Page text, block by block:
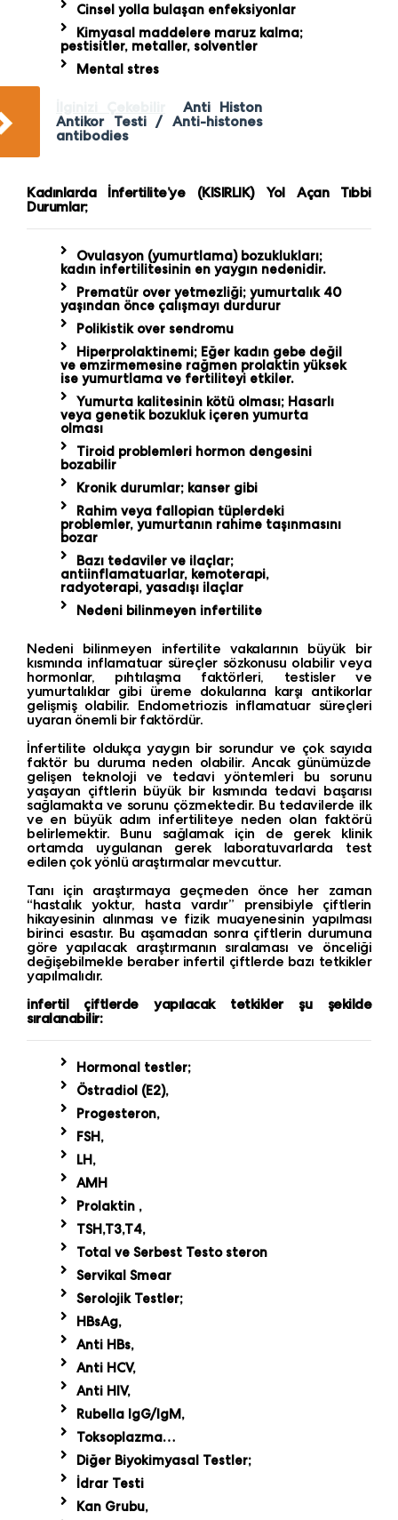
Cinsel yolla bulaşan enfeksiyonlar
Kimyasal maddelere maruz kalma;
pestisitler, metaller, solventler
Mental stres
Anti Histon
Antikor Testi / Anti-histones
antibodies
Kadınlarda İnfertilite’ye (KISIRLIK) Yol Açan Tıbbi
Durumlar;
Ovulasyon (yumurtlama) bozuklukları;
kadın infertilitesinin en yaygın nedenidir.
Prematür over yetmezliği; yumurtalık 40
yaşından önce çalışmayı durdurur
Polikistik over sendromu
Hiperprolaktinemi; Eğer kadın gebe değil
ve emzirmemesine rağmen prolaktin yüksek
ise yumurtlama ve fertiliteyi etkiler.
Yumurta kalitesinin kötü olması; Hasarlı
veya genetik bozukluk içeren yumurta
olması
Tiroid problemleri hormon dengesini
bozabilir
Kronik durumlar; kanser gibi
Rahim veya fallopian tüplerdeki
problemler, yumurtanın rahime taşınmasını
bozar
Bazı tedaviler ve ilaçlar;
antiinflamatuarlar, kemoterapi,
radyoterapi, yasadışı ilaçlar
Nedeni bilinmeyen infertilite
Nedeni bilinmeyen infertilite vakalarının büyük bir
kısmında inflamatuar süreçler sözkonusu olabilir veya
hormonlar, pıhtılaşma faktörleri, testisler ve
yumurtalıklar gibi üreme dokularına karşı antikorlar
gelişmiş olabilir. Endometriozis inflamatuar süreçleri
uyaran önemli bir faktördür.
İnfertilite oldukça yaygın bir sorundur ve çok sayıda
faktör bu duruma neden olabilir. Ancak günümüzde
gelişen teknoloji ve tedavi yöntemleri bu sorunu
yaşayan çiftlerin büyük bir kısmında tedavi başarısı
sağlamakta ve sorunu çözmektedir. Bu tedavilerde ilk
ve en büyük adım infertiliteye neden olan faktörü
belirlemektir. Bunu sağlamak için de gerek klinik
ortamda uygulanan gerek laboratuvarlarda test
edilen çok yönlü araştırmalar mevcuttur.
Tanı için araştırmaya geçmeden önce her zaman
“hastalık yoktur, hasta vardır” prensibiyle çiftlerin
hikayesinin alınması ve fizik muayenesinin yapılması
birinci esastır. Bu aşamadan sonra çiftlerin durumuna
göre yapılacak araştırmanın sıralaması ve önceliği
değişebilmekle beraber infertil çiftlerde bazı tetkikler
yapılmalıdır.
infertil çiftlerde yapılacak tetkikler şu şekilde
sıralanabilir:
Hormonal testler;
Östradiol (E2),
Progesteron,
FSH,
LH,
AMH
Prolaktin ,
TSH,T3,T4,
Total ve Serbest Testo steron
Servikal Smear
Serolojik Testler;
HBsAg,
Anti HBs,
Anti HCV,
Anti HIV,
Rubella IgG/IgM,
Toksoplazma…
Diğer Biyokimyasal Testler;
İdrar Testi
Kan Grubu,